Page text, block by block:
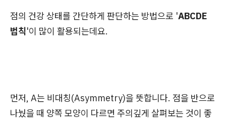
점의 건강 상태를 간단하게 판단하는 방법으로 'ABCDE
법칙'이 많이 활용되는데요.
먼저, A는 비대칭(Asymmetry)을 뜻합니다. 점을 반으로
나눴을 때 양쪽 모양이 다르면 주의깊게 살펴보는 것이 좋